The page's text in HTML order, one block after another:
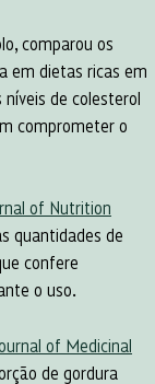
comparou os
em dietas ricas em
de colesterol
comprometer o
of Nutrition
quantidades de
confere
o uso.
of Medicinal
de gordura